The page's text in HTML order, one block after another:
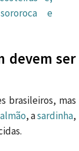
e
devem ser
brasileiros, mas
, asardinha,